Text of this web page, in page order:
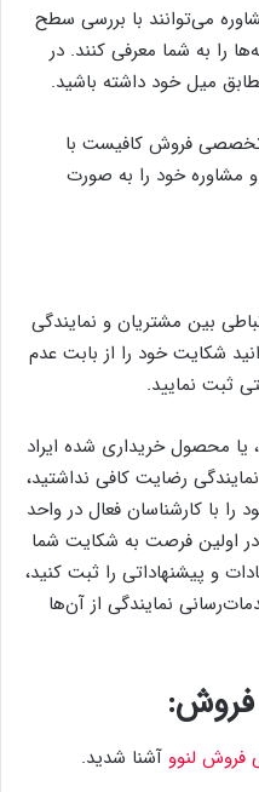
می‌توانند با بررسی سطح
را به شما معرفی کنند. در
میل خود داشته باشید.
تخصصی فروش کافیست با
مشاوره خود را به صورت
بین مشتریان و نمایندگی
شکایت خود را از بابت عدم
ثبت نمایید.
یا محصول خریداری شده ایراد
رضایت کافی نداشتید،
را با کارشناسان فعال در واحد
در اولین فرصت به شکایت شما
و پیشنهاداتی را ثبت کنید،
نمایندگی از آن‌ها
فروش:
فروش لنوو آشنا شدید.